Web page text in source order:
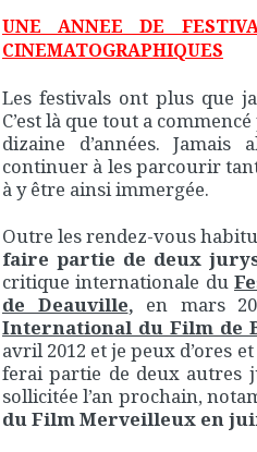
UNE ANNEE DE
CINEMATOGRAPHIQUES
Les festivals ont plus que
C’est là que tout a
dizaine d’années. Jamais
continuer à les parcourir
à y être ainsi immergée.
Outre les rendez-vous
faire partie de deux
critique internationale du
de Deauville, en mars
International du Film de
avril 2012 et je peux d’ores
ferai partie de deux autres
sollicitée l’an prochain,
du Film Merveilleux en